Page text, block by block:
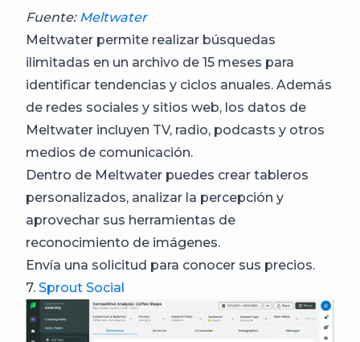
Fuente:Meltwater
Meltwater permite realizar búsquedas
ilimitadas en un archivo de 15 meses para
identificar tendencias y ciclos anuales. Además
de redes sociales y sitios web, los datos de
Meltwater incluyen TV, radio, podcasts y otros
medios de comunicación.
Dentro de Meltwater puedes crear tableros
personalizados, analizar la percepción y
aprovechar sus herramientas de
reconocimiento de imágenes.
Envía una solicitud para conocer sus precios.
7. Sprout Social